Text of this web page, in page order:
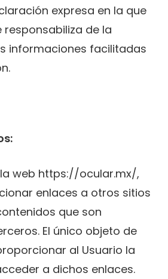
expresa en la que
responsabiliza de la
informaciones facilitadas
web https://ocular.mx/,
enlaces a otros sitios
que son
El único objeto de
al Usuario la
a dichos enlaces.